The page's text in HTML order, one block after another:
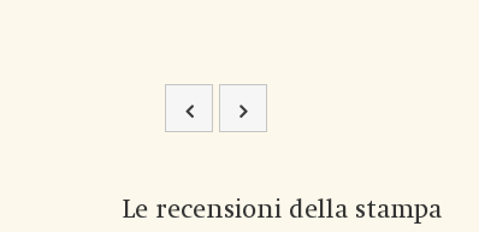
Le recensioni della stampa